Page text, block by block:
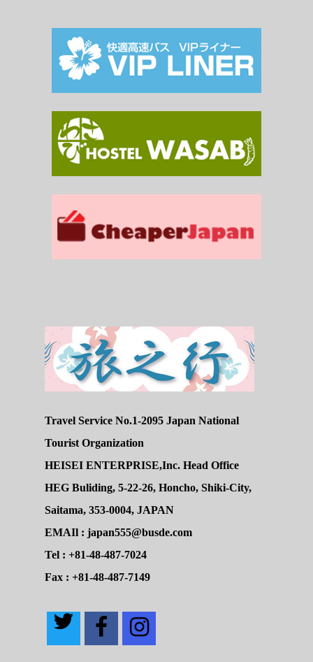
Travel Service No.1-2095 Japan National
Tourist Organization
HEISEI ENTERPRISE,Inc. Head Office
HEG Buliding, 5-22-26, Honcho, Shiki-City,
Saitama, 353-0004, JAPAN
EMAIl : japan555@busde.com
Tel : +81-48-487-7024
Fax : +81-48-487-7149